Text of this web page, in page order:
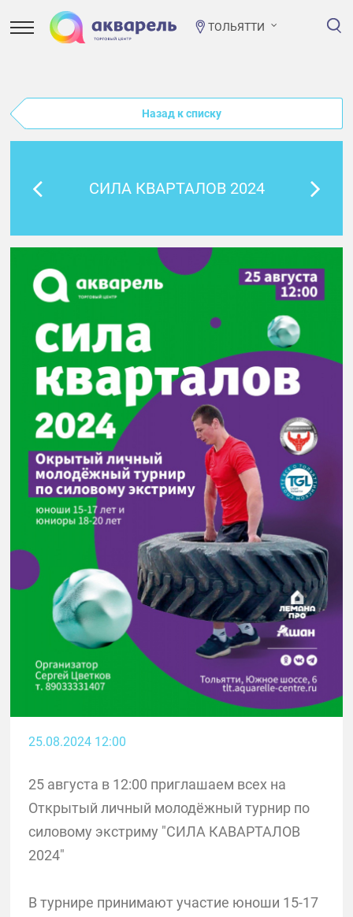
ТОЛЬЯТТИ
Назад к списку
СИЛА КВАРТАЛОВ 2024
25.08.2024 12:00
25 августа в 12:00 приглашаем всех на
Открытый личный молодёжный турнир по
силовому экстриму "СИЛА КАВАРТАЛОВ
2024"
В турнире принимают участие юноши 15-17